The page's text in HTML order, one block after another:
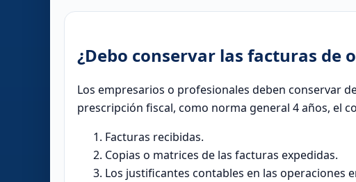
¿Debo conservar las facturas
Los empresarios o profesionales deben conservar
prescripción fiscal, como norma general 4 años, el
Facturas recibidas.
Copias o matrices de las facturas expedidas.
Los justificantes contables en las operaciones